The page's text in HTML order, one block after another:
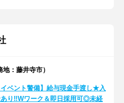
：藤井寺市）
イベント警備】給与現金手渡し★入
り‼Wワーク＆即日採用可◎未経